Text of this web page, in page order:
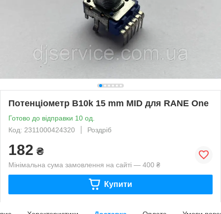
Потенціометр B10k 15 mm MID для RANE One
Готово до відправки 10 од.
Код: 2311000424320
Роздріб
182 ₴
Мінімальна сума замовлення на сайті — 400 ₴
Купити